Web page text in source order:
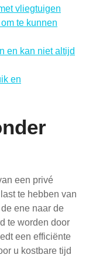
vliegtuigen
te kunnen
en kan niet altijd
en
een privé
te hebben van
ene naar de
te worden door
een efficiënte
u kostbare tijd